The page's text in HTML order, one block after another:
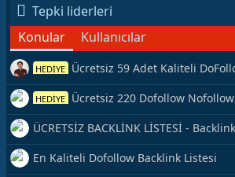
Tepki liderleri
Konular
Kullanıcılar
HEDİYE Ücretsiz 59 Adet Kaliteli
Kaynağı Veriyorum.
HEDİYE Ücretsiz 220 Dofollow
Veriyorum
ÜCRETSİZ BACKLİNK LİSTESİ -
Hemen Yetiş!
En Kaliteli Dofollow Backlink Listesi